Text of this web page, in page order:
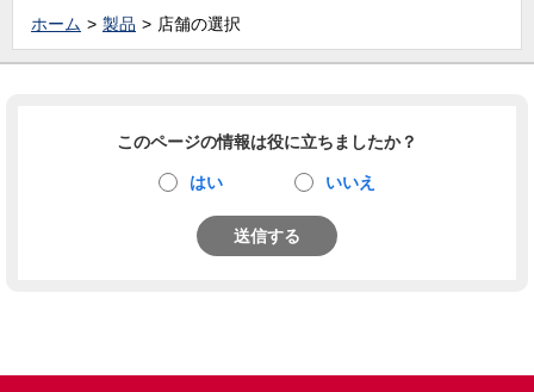
ホーム 製品 店舗の選択
このページの情報は役に立ちましたか？
はい いいえ
送信する